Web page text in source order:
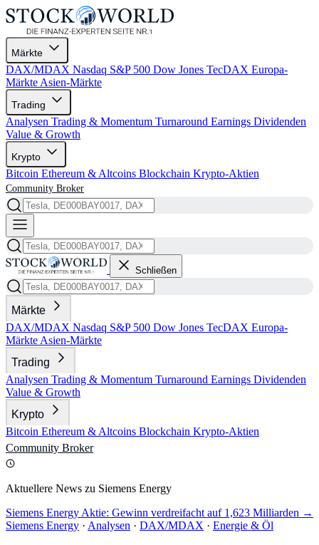
Märkte
DAX/MDAX Nasdaq S&P 500 Dow Jones TecDAX Europa-
Märkte Asien-Märkte
Trading
Analysen Trading & Momentum Turnaround Earnings Dividenden
Value & Growth
Krypto
Bitcoin Ethereum & Altcoins Blockchain Krypto-Aktien
Community Broker
Schließen
Märkte
DAX/MDAX Nasdaq S&P 500 Dow Jones TecDAX Europa-
Märkte Asien-Märkte
Trading
Analysen Trading & Momentum Turnaround Earnings Dividenden
Value & Growth
Krypto
Bitcoin Ethereum & Altcoins Blockchain Krypto-Aktien
Community Broker
Aktuellere News zu Siemens Energy
Siemens Energy Aktie: Gewinn verdreifacht auf 1,623 Milliarden →
Siemens Energy · Analysen · DAX/MDAX · Energie & Öl